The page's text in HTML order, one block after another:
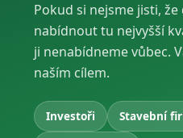
Pokud si nejsme jisti,
nabídnout tu nejvyšší
ji nenabídneme vůbec.
naším cílem.
Investoři Stavební